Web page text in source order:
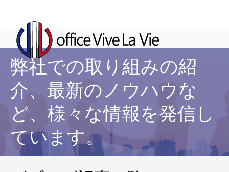
弊社での取り組みの紹
介、最新のノウハウな
ど、様々な情報を発信し
ています。